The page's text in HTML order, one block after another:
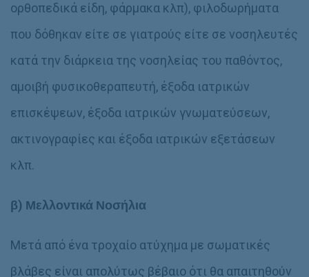
ορθοπεδικά είδη, φάρμακα κλπ), φιλοδωρήματα
που δόθηκαν είτε σε γιατρούς είτε σε νοσηλευτές
κατά την διάρκεια της νοσηλείας του παθόντος,
αμοιβή φυσικοθεραπευτή, έξοδα ιατρικών
επισκέψεων, έξοδα ιατρικών γνωματεύσεων,
ακτινογραφίες και έξοδα ιατρικών εξετάσεων
κλπ.
β) Μελλοντικά Νοσήλια
Μετά από ένα τροχαίο ατύχημα με σωματικές
βλάβες είναι απολύτως βέβαιο ότι θα απαιτηθούν